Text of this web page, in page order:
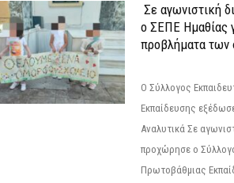
Σε αγωνιστική
ο ΣΕΠΕ Ημαθίας
προβλήματα των
Ο Σύλλογος
Εκπαίδευσης
Αναλυτικά Σε
προχώρησε ο
Πρωτοβάθμιας